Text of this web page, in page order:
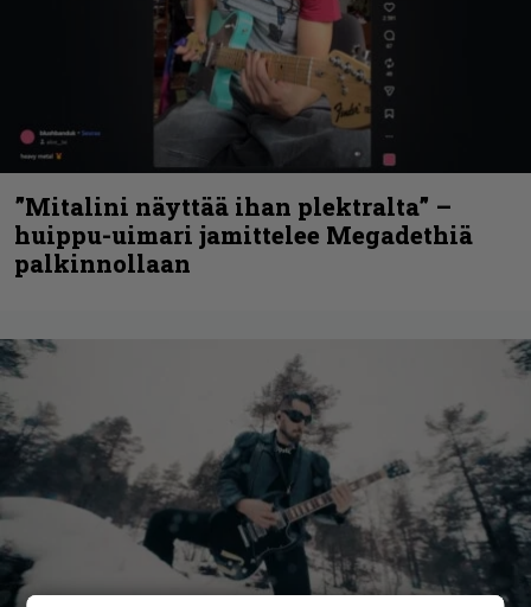
”Mitalini näyttää ihan plektralta” –
huippu-uimari jamittelee Megadethiä
palkinnollaan